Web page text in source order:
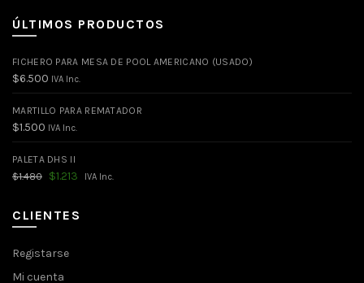
ÚLTIMOS PRODUCTOS
FICHERO PARA MESA DE POOL AMERICANO (USADO)
$6.500 IVA Inc.
MARTILLO PARA REMATADOR
$1.500 IVA Inc.
PALETA DHS II
$1.480
El
era:
$1.480.
$1.213 El
IVA Inc.
CLIENTES
Registarse
Mi cuenta